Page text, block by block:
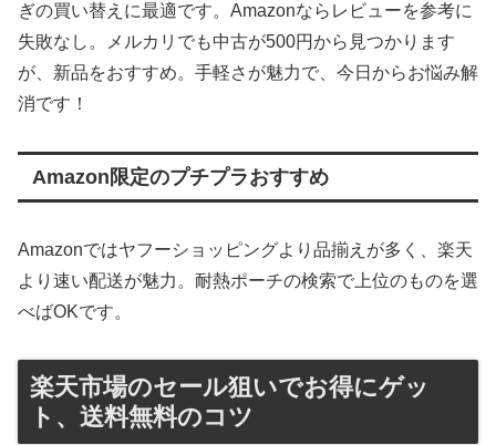
ぎの買い替えに最適です。Amazonならレビューを参考に
失敗なし。メルカリでも中古が500円から見つかります
が、新品をおすすめ。手軽さが魅力で、今日からお悩み解
消です！
Amazon限定のプチプラおすすめ
Amazonではヤフーショッピングより品揃えが多く、楽天
より速い配送が魅力。耐熱ポーチの検索で上位のものを選
べばOKです。
楽天市場のセール狙いでお得にゲッ
ト、送料無料のコツ